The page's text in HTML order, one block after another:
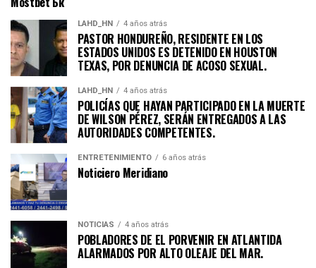
LAHD_HN 4 años atrás
PASTOR HONDUREÑO, RESIDENTE EN LOS
ESTADOS UNIDOS ES DETENIDO EN HOUSTON
TEXAS, POR DENUNCIA DE ACOSO SEXUAL.
LAHD_HN 4 años atrás
POLICÍAS QUE HAYAN PARTICIPADO EN LA MUERTE
DE WILSON PÉREZ, SERÁN ENTREGADOS A LAS
AUTORIDADES COMPETENTES.
ENTRETENIMIENTO 6 años atrás
Noticiero Meridiano
NOTICIAS 4 años atrás
POBLADORES DE EL PORVENIR EN ATLANTIDA
ALARMADOS POR ALTO OLEAJE DEL MAR.